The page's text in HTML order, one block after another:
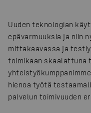
Uuden teknologian
epävarmuuksia ja niin
mittakaavassa ja
toimikaan skaalattuna
hienoa työtä
palvelun toimivuuden